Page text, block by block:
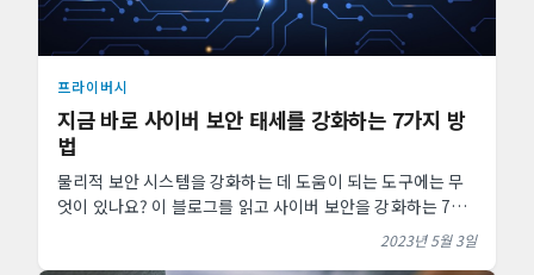
프라이버시
지금 바로 사이버 보안 태세를 강화하는 7가지 방
법
물리적 보안 시스템을 강화하는 데 도움이 되는 도구에는 무
엇이 있나요? 이 블로그를 읽고 사이버 보안을 강화하는 7가
2023년 5월 3일